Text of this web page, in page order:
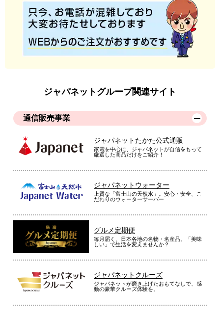
ジャパネットグループ関連サイト
通信販売事業
ジャパネットたかた公式通販
家電を中心に、ジャパネットが自信をもって
厳選した商品だけをご紹介！
ジャパネットウォーター
上質な「富士山の天然水」。安心・安全、こ
だわりのウォーターサーバー
グルメ定期便
毎月届く、日本各地の名物・名産品。「美味
しい」で生活を変えませんか？
ジャパネットクルーズ
ジャパネットが磨き上げたおもてなしで、感
動の豪華クルーズ体験を。